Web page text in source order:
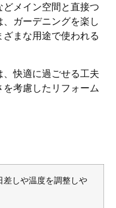
メイン空間と直接つ
ガーデニングを楽し
まな用途で使われる
快適に過ごせる工夫
考慮したリフォーム
差しや温度を調整しや